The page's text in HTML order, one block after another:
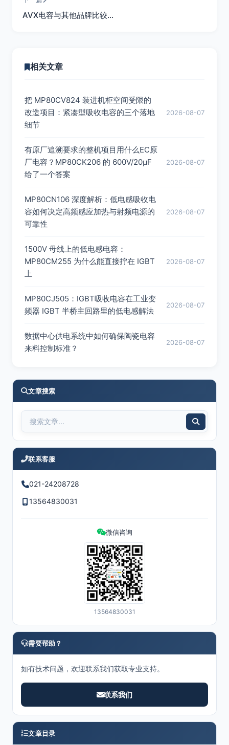
AVX电容与其他品牌比较…
相关文章
把 MP80CV824 装进机柜空间受限的
改造项目：紧凑型吸收电容的三个落地
细节
2026-08-07
有原厂追溯要求的整机项目用什么EC原
厂电容？MP80CK206 的 600V/20µF
给了一个答案
2026-08-07
MP80CN106 深度解析：低电感吸收电
容如何决定高频感应加热与射频电源的
可靠性
2026-08-07
1500V 母线上的低电感电容：
MP80CM255 为什么能直接拧在 IGBT
上
2026-08-07
MP80CJ505：IGBT吸收电容在工业变
频器 IGBT 半桥主回路里的低电感解法
2026-08-07
数据中心供电系统中如何确保陶瓷电容
来料控制标准？
2026-08-07
文章搜索
联系客服
021-24208728
13564830031
微信咨询
13564830031
需要帮助？
如有技术问题，欢迎联系我们获取专业支持。
联系我们
文章目录